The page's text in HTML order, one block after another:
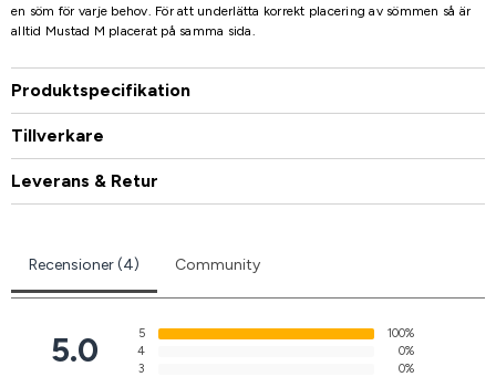
en söm för varje behov. För att underlätta korrekt placering av sömmen så är
alltid Mustad M placerat på samma sida.
Produktspecifikation
Tillverkare
Leverans & Retur
Recensioner (4) Community
5.0 5
100%
4
0%
3
0%